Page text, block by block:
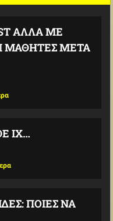
ΑΛΛΆ ΜΕ
ΜΑΘΗΤΈΣ ΜΕΤΆ
ΙΧ…
ΠΟΙΕΣ ΝΑ